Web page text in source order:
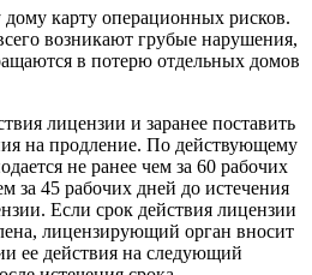
карту операционных рисков.
возникают грубые нарушения,
в потерю отдельных домов
лицензии и заранее поставить
на продление. По действующему
не ранее чем за 60 рабочих
за 45 рабочих дней до истечения
Если срок действия лицензии
лицензирующий орган вносит
ее действия на следующий